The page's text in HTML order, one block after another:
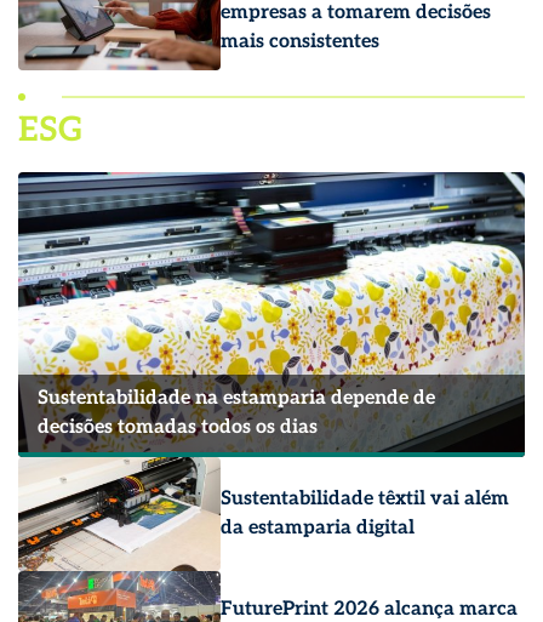
empresas a tomarem decisões
mais consistentes
ESG
Sustentabilidade na estamparia depende de
decisões tomadas todos os dias
Sustentabilidade têxtil vai além
da estamparia digital
FuturePrint 2026 alcança marca